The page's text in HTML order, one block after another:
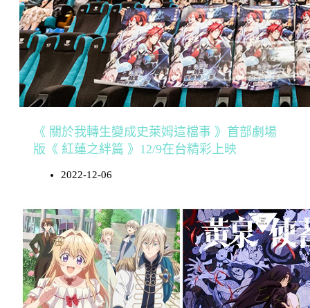
《 關於我轉生變成史萊姆這檔事 》首部劇場
版《 紅蓮之絆篇 》12/9在台精彩上映
2022-12-06